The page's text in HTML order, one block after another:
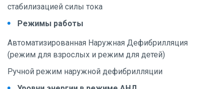
стабилизацией силы тока
Режимы работы
Автоматизированная Наружная Дефибрилляция
(режим для взрослых и режим для детей)
Ручной режим наружной дефибрилляции